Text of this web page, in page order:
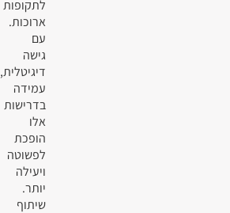
לתקופות
ארוכות.
עם
גישה
דיגיטלית,
עמידה
בדרישות
אלו
הופכת
לפשוטה
ויעילה
יותר.
שיתוף